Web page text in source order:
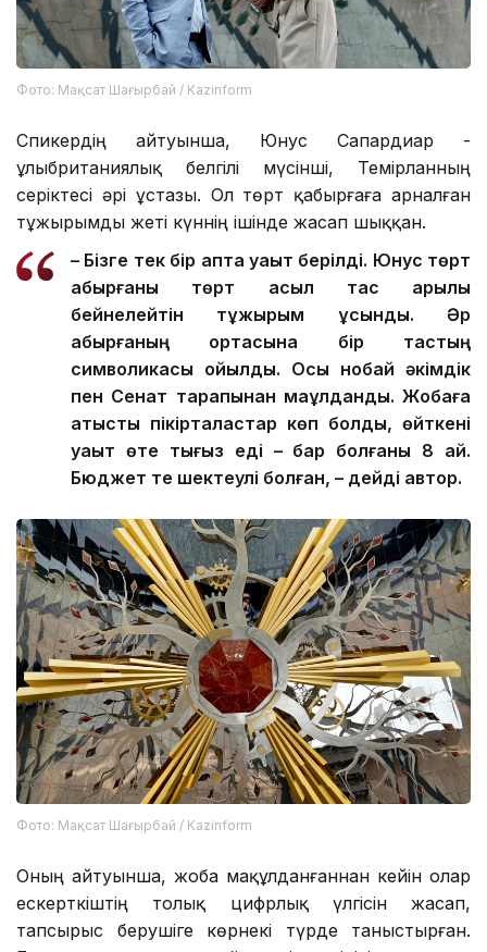
Фото: Мақсат Шағырбай / Kazinform
Спикердің айтуынша, Юнус Сапардиар -
ұлыбританиялық белгілі мүсінші, Темірланның
серіктесі әрі ұстазы. Ол төрт қабырғаға арналған
тұжырымды жеті күннің ішінде жасап шыққан.
– Бізге тек бір апта уақыт берілді. Юнус төрт
қабырғаны төрт асыл тас арқылы
бейнелейтін тұжырым ұсынды. Әр
қабырғаның ортасына бір тастың
символикасы қойылды. Осы нобай әкімдік
пен Сенат тарапынан мақұлданды. Жобаға
қатысты пікірталастар көп болды, өйткені
уақыт өте тығыз еді – бар болғаны 8 ай.
Бюджет те шектеулі болған, – дейді автор.
Фото: Мақсат Шағырбай / Kazinform
Оның айтуынша, жоба мақұлданғаннан кейін олар
ескерткіштің толық цифрлық үлгісін жасап,
тапсырыс берушіге көрнекі түрде таныстырған.